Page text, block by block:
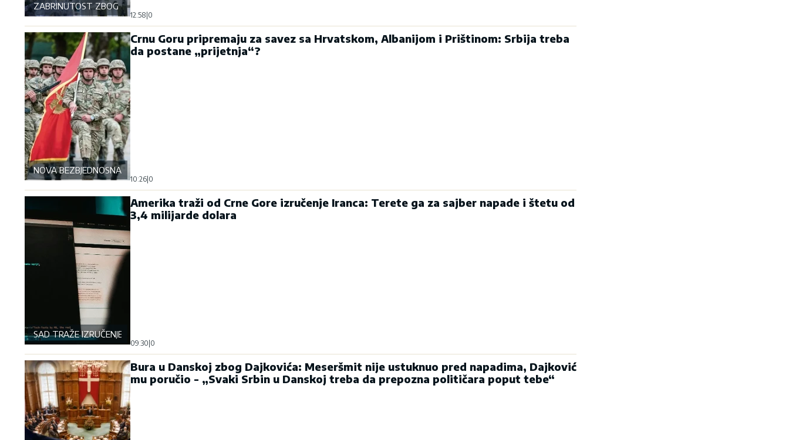
ZABRINUTOST ZBOG OSTROGA
12:58 0
NOVA BEZBJEDNOSNA OSOVINA
Crnu Goru pripremaju za savez sa Hrvatskom, Albanijom i Prištinom: Srbija treba
da postane „prijetnja“?
10:26 0
SAD TRAŽE IZRUČENJE
Amerika traži od Crne Gore izručenje Iranca: Terete ga za sajber napade i štetu od
3,4 milijarde dolara
09:30 0
Bura u Danskoj zbog Dajkovića: Meseršmit nije ustuknuo pred napadima, Dajković
mu poručio - „Svaki Srbin u Danskoj treba da prepozna političara poput tebe“